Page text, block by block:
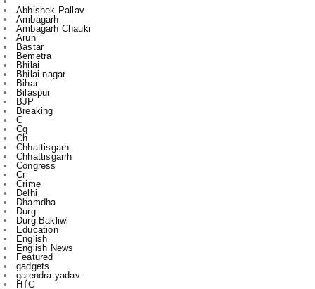
Bastar
Bemetra
Bhilai
Bhilai nagar
Bihar
Bilaspur
BJP
Breaking
C
Cg
Ch
Chhattisgarh
Chhattisgarrh
Congress
Cr
Crime
Delhi
Dhamdha
Durg
Durg Bakliwl
Education
English
English News
Featured
gadgets
gajendra yadav
HTC
Inda
Indai
Indi
India